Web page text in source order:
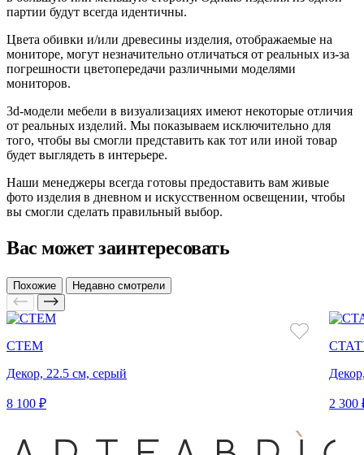
партии будут всегда идентичны.
Цвета обивки и/или древесины изделия, отображаемые на
мониторе, могут незначительно отличаться от реальных из-за
погрешности цветопередачи различными моделями
мониторов.
3d-модели мебели в визуализациях имеют некоторые отличия
от реальных изделий. Мы показываем исключительно для
того, чтобы вы смогли представить как тот или иной товар
будет выглядеть в интерьере.
Наши менеджеры всегда готовы предоставить вам живые
фото изделия в дневном и искусственном освещении, чтобы
вы смогли сделать правильный выбор.
Вас может заинтересовать
Похожие Недавно смотрели
СТЕМ
Декор, 22.5 см, серый
8 100 ₽ 2 300